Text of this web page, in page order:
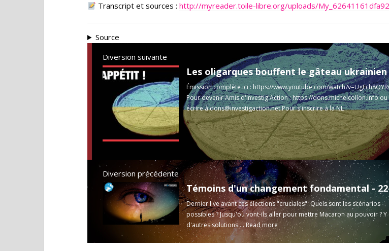
Transcript et sources :http://myreader.toile-libre.org/uploads/
Source
Diversion suivante
Émission complète ici :https://www.youtube.com/
Pour devenir Amis d'Investig'Action :https://dons.michelcollon.info​​​​​ou
écrire àdons@investigaction.netPour s'inscrire à la NL :
https://www.investigaction.net/fr​​​​​​Pour commander ...Read more
Diversion précédente
Dernier live avant ces élections "cruciales". Quels sont les scénarios
possibles ? Jusqu'où vont-ils aller pour mettre Macaron au pouvoir ? Y
d'autres solutions ...Read more